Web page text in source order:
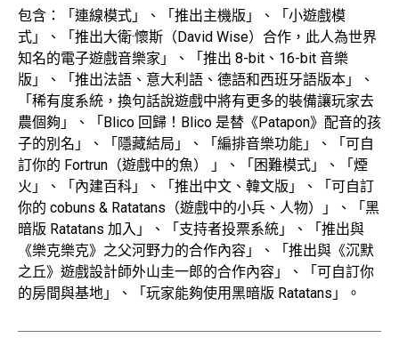
包含：「連線模式」、「推出主機版」、「小遊戲模
式」、「推出大衛·懷斯（David Wise）合作，此人為世界
知名的電子遊戲音樂家」、「推出 8-bit、16-bit 音樂
版」、「推出法語、意大利語、德語和西班牙語版本」、
「稀有度系統，換句話說遊戲中將有更多的裝備讓玩家去
農個夠」、「Blico 回歸！Blico 是替《Patapon》配音的孩
子的別名」、「隱藏結局」、「編排音樂功能」、「可自
訂你的 Fortrun（遊戲中的魚） 」、「困難模式」、「煙
火」、「內建百科」、「推出中文、韓文版」、「可自訂
你的 cobuns & Ratatans（遊戲中的小兵、人物）」、「黑
暗版 Ratatans 加入」、「支持者投票系統」、「推出與
《樂克樂克》之父河野力的合作內容」、「推出與《沉默
之丘》遊戲設計師外山圭一郎的合作內容」、「可自訂你
的房間與基地」、「玩家能夠使用黑暗版 Ratatans」。